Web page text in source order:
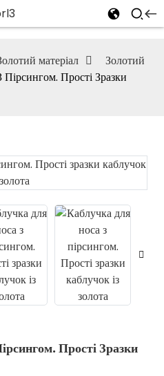
матеріал
Золотий
Прості Зразки
Прості Зразки